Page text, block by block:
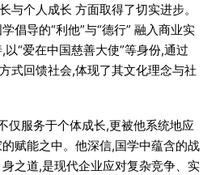
与个人成长 方面取得了切实进步。
倡导的“利他”与“德行” 融入商业实
“爱在中国慈善大使”等身份,通过
式回馈社会,体现了其文化理念与社
仅服务于个体成长,更被他系统地应
赋能之中。他深信,国学中蕴含的战
之道,是现代企业应对复杂竞争、实